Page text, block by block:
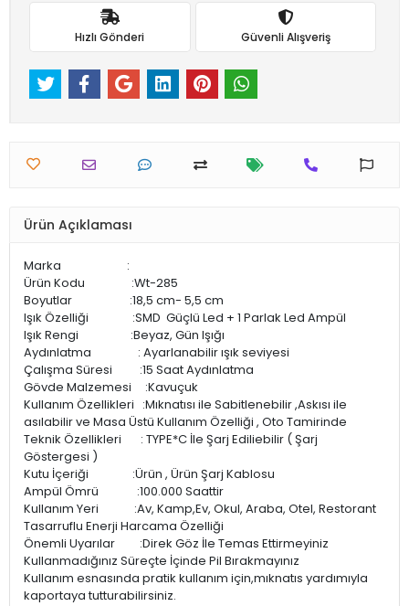
Hızlı Gönderi Güvenli Alışveriş
Ürün Açıklaması
Marka :
Ürün Kodu :Wt-285
Boyutlar :18,5 cm- 5,5 cm
Işık Özelliği :SMD Güçlü Led + 1 Parlak Led Ampül
Işık Rengi :Beyaz, Gün Işığı
Aydınlatma : Ayarlanabilir ışık seviyesi
Çalışma Süresi :15 Saat Aydınlatma
Gövde Malzemesi :Kavuçuk
Kullanım Özellikleri :Mıknatısı ile Sabitlenebilir ,Askısı ile
asılabilir ve Masa Üstü Kullanım Özelliği , Oto Tamirinde
Teknik Özellikleri : TYPE*C İle Şarj Ediliebilir ( Şarj
Göstergesi )
Kutu İçeriği :Ürün , Ürün Şarj Kablosu
Ampül Ömrü :100.000 Saattir
Kullanım Yeri :Av, Kamp,Ev, Okul, Araba, Otel, Restorant
Tasarruflu Enerji Harcama Özelliği
Önemli Uyarılar :Direk Göz İle Temas Ettirmeyiniz
Kullanmadığınız Süreçte İçinde Pil Bırakmayınız
Kullanım esnasında pratik kullanım için,mıknatıs yardımıyla
kaportaya tutturabilirsiniz.